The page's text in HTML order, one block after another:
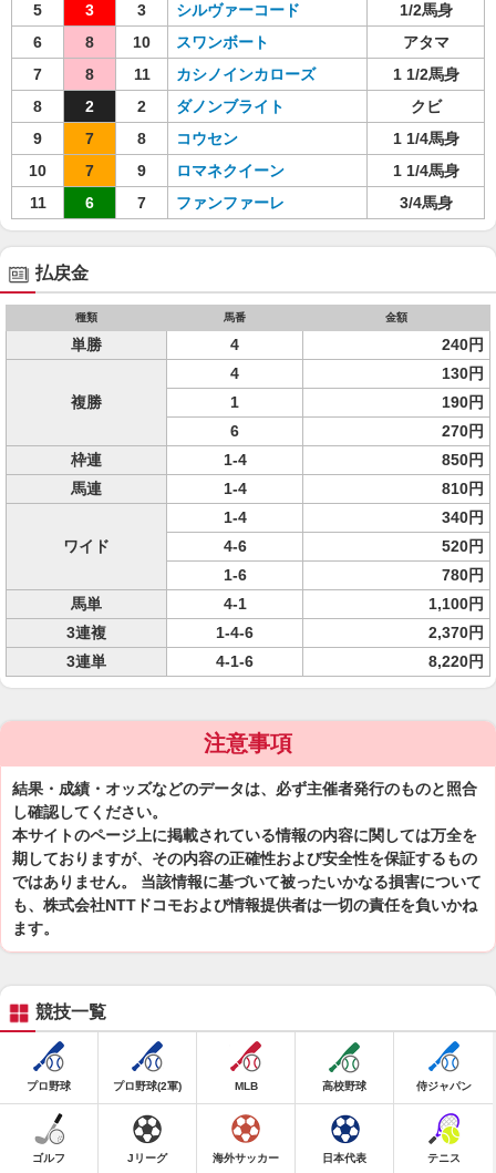
5
3 3 シルヴァーコード
1/2馬身
6
8 10 スワンボート
アタマ
7
8 11 カシノインカローズ
1 1/2馬身
8
2 2 ダノンブライト
クビ
9
7 8 コウセン
1 1/4馬身
10
7 9 ロマネクイーン
1 1/4馬身
11
6 7 ファンファーレ 3/4馬身
払戻金
種類 馬番 金額
単勝 4 240円
複勝
4
130円
1
190円
6
270円
枠連
1-4
850円
馬連
1-4 810円
ワイド
1-4
340円
4-6
520円
1-6
780円
馬単
4-1
1,100円
3連複
1-4-6
2,370円
3連単
4-1-6 8,220円
注意事項
結果・成績・オッズなどのデータは、必ず主催者発行のものと照合
し確認してください。
本サイトのページ上に掲載されている情報の内容に関しては万全を
期しておりますが、その内容の正確性および安全性を保証するもの
ではありません。 当該情報に基づいて被ったいかなる損害について
も、株式会社NTTドコモおよび情報提供者は一切の責任を負いかね
ます。
競技一覧
プロ野球 プロ野球(2軍) MLB 高校野球 侍ジャパン
ゴルフ Jリーグ 海外サッカー 日本代表 テニス